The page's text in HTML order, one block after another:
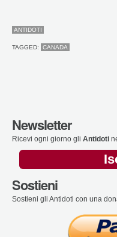
ANTIDOTI
TAGGED: CANADA
Newsletter
Ricevi ogni giorno gli Antidoti
Sostieni
Sostieni gli Antidoti con una